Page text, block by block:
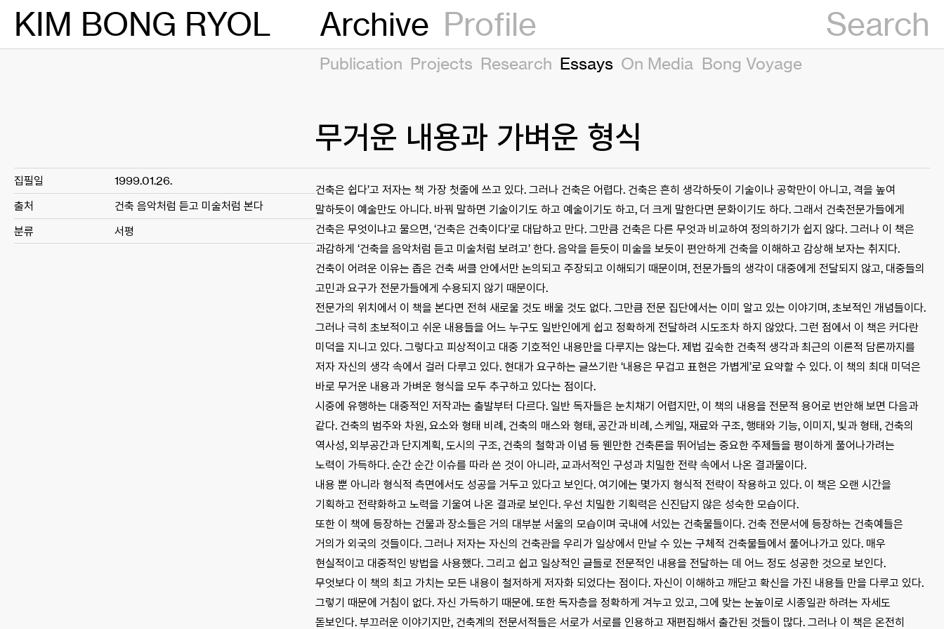
content
KIM BONG RYOL Archive
Publication Projects Research Essays On Media Bong Voyage
Profile Search
무거운 내용과 가벼운 형식
집필일
1999.01.26.
출처
건축 음악처럼 듣고 미술처럼 본다
분류
서평
건축은 쉽다’고 저자는 책 가장 첫줄에 쓰고 있다. 그러나 건축은 어렵다. 건축은 흔히 생각하듯이 기술이나 공학만이 아니고, 격을 높여
말하듯이 예술만도 아니다. 바꿔 말하면 기술이기도 하고 예술이기도 하고, 더 크게 말한다면 문화이기도 하다. 그래서 건축전문가들에게
건축은 무엇이냐고 물으면, ‘건축은 건축이다’로 대답하고 만다. 그만큼 건축은 다른 무엇과 비교하여 정의하기가 쉽지 않다. 그러나 이 책은
과감하게 ‘건축을 음악처럼 듣고 미술처럼 보려고’ 한다. 음악을 듣듯이 미술을 보듯이 편안하게 건축을 이해하고 감상해 보자는 취지다.
건축이 어려운 이유는 좁은 건축 써클 안에서만 논의되고 주장되고 이해되기 때문이며, 전문가들의 생각이 대중에게 전달되지 않고, 대중들의
고민과 요구가 전문가들에게 수용되지 않기 때문이다.
전문가의 위치에서 이 책을 본다면 전혀 새로울 것도 배울 것도 없다. 그만큼 전문 집단에서는 이미 알고 있는 이야기며, 초보적인 개념들이다.
그러나 극히 초보적이고 쉬운 내용들을 어느 누구도 일반인에게 쉽고 정확하게 전달하려 시도조차 하지 않았다. 그런 점에서 이 책은 커다란
미덕을 지니고 있다. 그렇다고 피상적이고 대중 기호적인 내용만을 다루지는 않는다. 제법 깊숙한 건축적 생각과 최근의 이론적 담론까지를
저자 자신의 생각 속에서 걸러 다루고 있다. 현대가 요구하는 글쓰기란 ‘내용은 무겁고 표현은 가볍게’로 요약할 수 있다. 이 책의 최대 미덕은
바로 무거운 내용과 가벼운 형식을 모두 추구하고 있다는 점이다.
시중에 유행하는 대중적인 저작과는 출발부터 다르다. 일반 독자들은 눈치채기 어렵지만, 이 책의 내용을 전문적 용어로 번안해 보면 다음과
같다. 건축의 범주와 차원, 요소와 형태 비례, 건축의 매스와 형태, 공간과 비례, 스케일, 재료와 구조, 행태와 기능, 이미지, 빛과 형태, 건축의
역사성, 외부공간과 단지계획, 도시의 구조, 건축의 철학과 이념 등 웬만한 건축론을 뛰어넘는 중요한 주제들을 평이하게 풀어나가려는
노력이 가득하다. 순간 순간 이슈를 따라 쓴 것이 아니라, 교과서적인 구성과 치밀한 전략 속에서 나온 결과물이다.
내용 뿐 아니라 형식적 측면에서도 성공을 거두고 있다고 보인다. 여기에는 몇가지 형식적 전략이 작용하고 있다. 이 책은 오랜 시간을
기획하고 전략화하고 노력을 기울여 나온 결과로 보인다. 우선 치밀한 기획력은 신진답지 않은 성숙한 모습이다.
또한 이 책에 등장하는 건물과 장소들은 거의 대부분 서울의 모습이며 국내에 서있는 건축물들이다. 건축 전문서에 등장하는 건축예들은
거의가 외국의 것들이다. 그러나 저자는 자신의 건축관을 우리가 일상에서 만날 수 있는 구체적 건축물들에서 풀어나가고 있다. 매우
현실적이고 대중적인 방법을 사용했다. 그리고 쉽고 일상적인 글들로 전문적인 내용을 전달하는 데 어느 정도 성공한 것으로 보인다.
무엇보다 이 책의 최고 가치는 모든 내용이 철저하게 저자화 되었다는 점이다. 자신이 이해하고 깨닫고 확신을 가진 내용들 만을 다루고 있다.
그렇기 때문에 거침이 없다. 자신 가득하기 때문에. 또한 독자층을 정확하게 겨누고 있고, 그에 맞는 눈높이로 시종일관 하려는 자세도
돋보인다. 부끄러운 이야기지만, 건축계의 전문서적들은 서로가 서로를 인용하고 재편집해서 출간된 것들이 많다. 그러나 이 책은 온전히